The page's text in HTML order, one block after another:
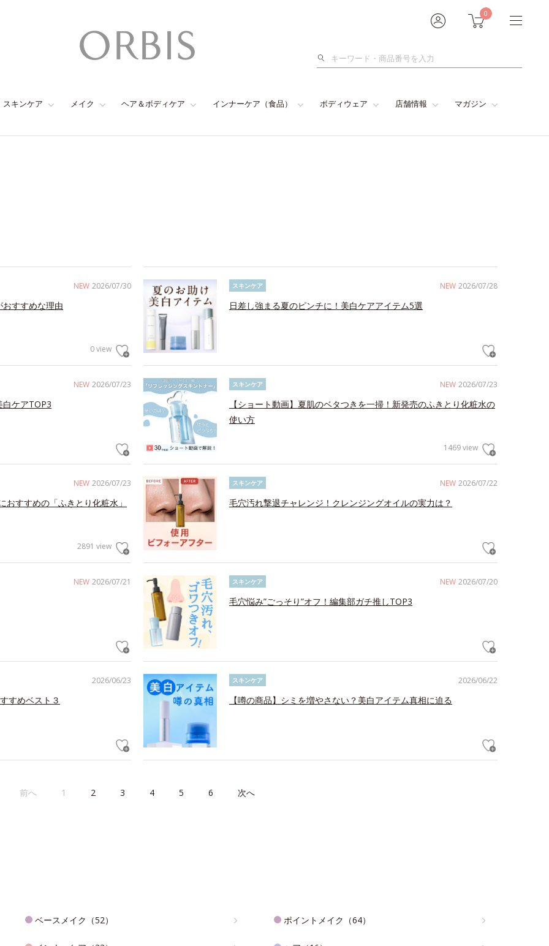
0
検
スキンケア メイク ヘア＆ボディケア インナーケア（食品） ボディウェア 店舗情報 マガジン
NEW 2026/07/30
すすめな理由
0 view
NEW 2026/07/28
スキンケア
日差し強まる夏のピンチに！美白ケアアイテム5選
NEW 2026/07/23
ケアTOP3
NEW 2026/07/23
スキンケア
【ショート動画】夏肌のベタつきを一掃！新発売のふきとり化粧水の
使い方
1469 view
NEW 2026/07/23
すすめの「ふきとり化粧水」
2891 view
NEW 2026/07/22
スキンケア
毛穴汚れ撃退チャレンジ！クレンジングオイルの実力は？
NEW 2026/07/21 NEW 2026/07/20
スキンケア
毛穴悩み”ごっそり”オフ！編集部ガチ推しTOP3
2026/06/23
すめベスト３
2026/06/22
スキンケア
【噂の商品】シミを増やさない？美白アイテム真相に迫る
前へ 1 2 3 4 5 6 次へ
ベースメイク（52） ポイントメイク（64）